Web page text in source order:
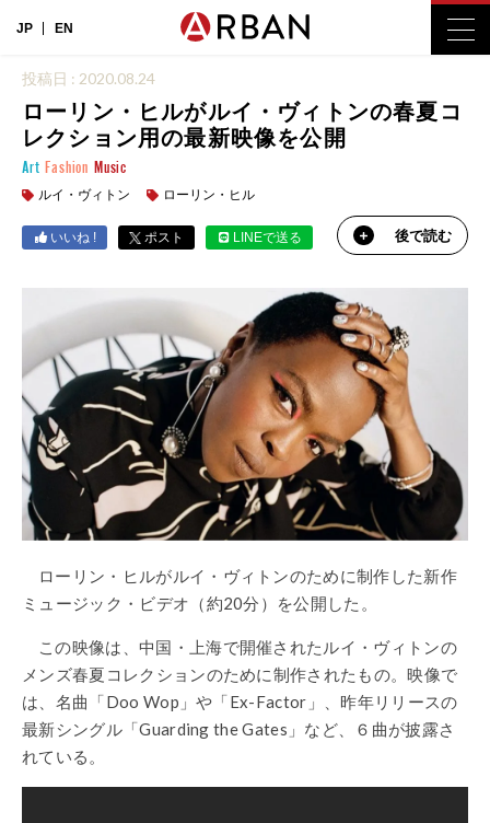
JP EN
投稿日 : 2020.08.24
ローリン・ヒルがルイ・ヴィトンの春夏コ
レクション用の最新映像を公開
Art Fashion Music
ルイ・ヴィトン ローリン・ヒル
いいね ! ポスト LINEで送る 後で読む
ローリン・ヒルがルイ・ヴィトンのために制作した新作
ミュージック・ビデオ（約20分）を公開した。
この映像は、中国・上海で開催されたルイ・ヴィトンの
メンズ春夏コレクションのために制作されたもの。映像で
は、名曲「Doo Wop」や「Ex-Factor」、昨年リリースの
最新シングル「Guarding the Gates」など、６曲が披露さ
れている。